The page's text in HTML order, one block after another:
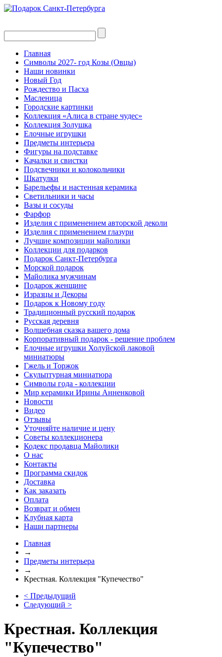
Главная
Символы 2027- год Козы (Овцы)
Наши новинки
Новый Год
Рождество и Пасха
Масленица
Городские картинки
Коллекция «Алиса в стране чудес»
Коллекция Золушка
Елочные игрушки
Предметы интерьера
Фигуры на подставке
Качалки и свистки
Подсвечники и колокольчики
Шкатулки
Барельефы и настенная керамика
Светильники и часы
Вазы и сосуды
Фарфор
Изделия с применением авторской деколи
Изделия с применением глазури
Лучшие композиции майолики
Коллекции для подарков
Подарок Санкт-Петербурга
Морской подарок
Майолика мужчинам
Подарок женщине
Изразцы и Декоры
Подарок к Новому году
Традиционный русский подарок
Русская деревня
Волшебная сказка вашего дома
Корпоративный подарок - решение проблем
Елочные игрушки Холуйской лаковой
миниатюры
Гжель и Торжок
Скульптурная миниатюра
Символы года - коллекции
Мир керамики Ирины Анненковой
Новости
Видео
Отзывы
Уточняйте наличие и цену
Советы коллекционера
Кодекс продавца Майолики
О нас
Контакты
Программа скидок
Доставка
Как заказать
Оплата
Возврат и обмен
Клубная карта
Наши партнеры
Главная
→
Предметы интерьера
→
Крестная. Коллекция "Купечество"
< Предыдущий
Следующий >
Крестная. Коллекция
"Купечество"